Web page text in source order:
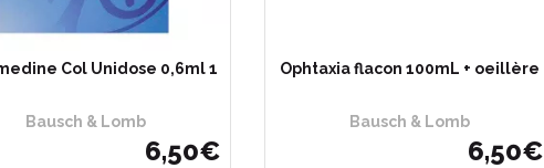
Col Unidose 0,6ml 1
Bausch & Lomb
6,50€
Ophtaxia flacon 100mL + oeillère
Bausch & Lomb
6,50€